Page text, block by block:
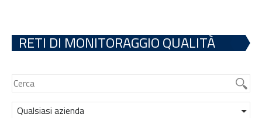
RETI DI MONITORAGGIO QUALITÀ
DELL’ARIA
Qualsiasi azienda